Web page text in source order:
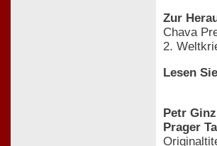
Zur
Chava
2.
Lesen
Petr Ginz
Prager